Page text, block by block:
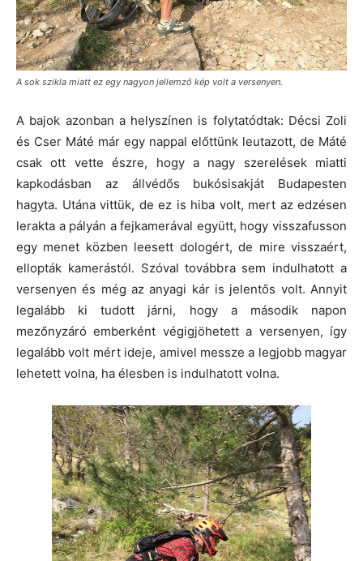
A sok szikla miatt ez egy nagyon jellemző kép volt a versenyen.
A bajok azonban a helyszínen is folytatódtak: Décsi Zoli
és Cser Máté már egy nappal előttünk leutazott, de Máté
csak ott vette észre, hogy a nagy szerelések miatti
kapkodásban az állvédős bukósisakját Budapesten
hagyta. Utána vittük, de ez is hiba volt, mert az edzésen
lerakta a pályán a fejkamerával együtt, hogy visszafusson
egy menet közben leesett dologért, de mire visszaért,
ellopták kamerástól. Szóval továbbra sem indulhatott a
versenyen és még az anyagi kár is jelentős volt. Annyit
legalább ki tudott járni, hogy a második napon
mezőnyzáró emberként végigjöhetett a versenyen, így
legalább volt mért ideje, amivel messze a legjobb magyar
lehetett volna, ha élesben is indulhatott volna.